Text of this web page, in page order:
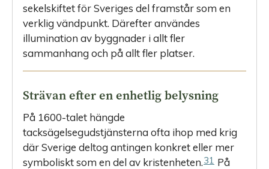
sekelskiftet för Sveriges del framstår som en
verklig vändpunkt. Därefter användes
illumination av byggnader i allt fler
sammanhang och på allt fler platser.
Strävan efter en enhetlig belysning
På 1600-talet hängde
tacksägelsegudstjänsterna ofta ihop med krig
där Sverige deltog antingen konkret eller mer
symboliskt som en del av kristenheten.31 På